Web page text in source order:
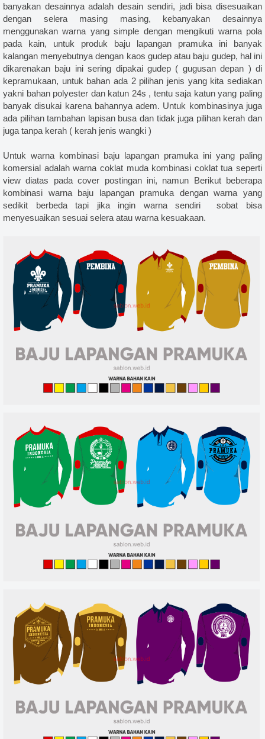
sablon glow in the dark jogja, jasa sablon glow in the dark jakarta jogja, kaos glow in the dark, kaos
bandung jogja, sablon kaos glow in the dark, kaos glow in the dark grosir, jual kaos glow in the dark
& konveksi kaos yogyakarta, kaos komunitas, kaos kelas, kaos promosi, kaos oleh oleh atau kaos
pdh, bordir kemeja pdl, polo bordir, kemeja bordir, sablon bandana, sablon stiker, sablon totebag,
bordir topi, topi bordir, bordir topi jogja, topi bordir murah, bordir topi yogyakarta, bordir topi
takengon, sablon kaos pidie, sablon kaos bireuen, sablon kaos langsa, sablon kaos bener meriah,
kaos medan, sablon kaos padang, sablon kaos bandung, sablon kaos semarang, sablon kaos
pangkalpinang, sablon kaos palangkarya, sablon kaos palu, sablon kaos manado, sablon kaos
denpasar, sablon kaos ambon, sablon kaos kendari, sablon kaos jayapura, sablon kaos serang , sablon
sablon kaos sibolga, sablon kaos surakarta , sablon kaos pekalongan, sablon kaos malang, sablon
tebingtinggi , sablon kaos cirebon, sablon kaos mojokerto, sablon kaos tasikmalaya, sablon kaos
banyakan desainnya adalah desain sendiri, jadi bisa disesuaikan
dengan selera masing masing, kebanyakan desainnya
menggunakan warna yang simple dengan mengikuti warna pola
pada kain, untuk produk baju lapangan pramuka ini banyak
kalangan menyebutnya dengan kaos gudep atau baju gudep, hal ini
dikarenakan baju ini sering dipakai gudep ( gugusan depan ) di
kepramukaan, untuk bahan ada 2 pilihan jenis yang kita sediakan
yakni bahan polyester dan katun 24s , tentu saja katun yang paling
banyak disukai karena bahannya adem. Untuk kombinasinya juga
ada pilihan tambahan lapisan busa dan tidak juga pilihan kerah dan
juga tanpa kerah ( kerah jenis wangki )
Untuk warna kombinasi baju lapangan pramuka ini yang paling
komersial adalah warna coklat muda kombinasi coklat tua seperti
view diatas pada cover postingan ini, namun Berikut beberapa
kombinasi warna baju lapangan pramuka dengan warna yang
sedikit berbeda tapi jika ingin warna sendiri sobat bisa
menyesuaikan sesuai selera atau warna kesuakaan.